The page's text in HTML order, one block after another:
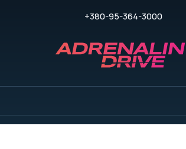
+380-95-364-3000